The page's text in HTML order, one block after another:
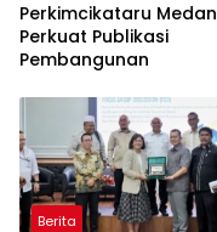
Perkimcikataru Medan
Perkuat Publikasi
Pembangunan
Berita